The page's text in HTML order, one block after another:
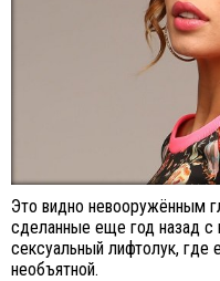
Это видно невооружённым
сделанные еще год назад с
сексуальный лифтолук, где
необъятной.